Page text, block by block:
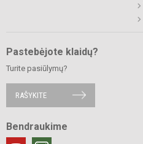
Pastebėjote klaidų?
Turite pasiūlymų?
RAŠYKITE
Bendraukime